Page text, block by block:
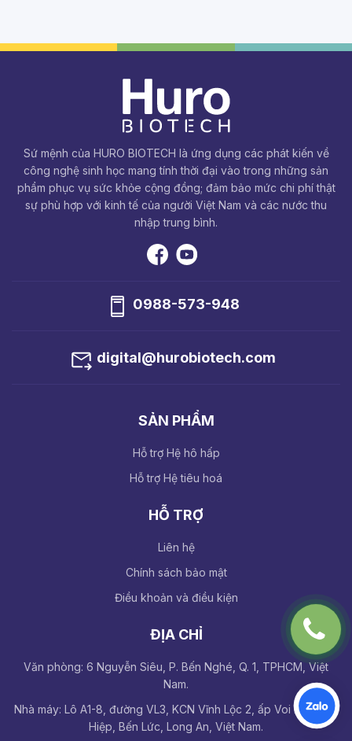
Sứ mệnh của HURO BIOTECH là ứng dụng các phát kiến về
công nghệ sinh học mang tính thời đại vào trong những sản
phẩm phục vụ sức khỏe cộng đồng; đảm bảo mức chi phí thật
sự phù hợp với kinh tế của người Việt Nam và các nước thu
nhập trung bình.
0988-573-948
digital@hurobiotech.com
SẢN PHẨM
Hỗ trợ Hệ hô hấp
Hỗ trợ Hệ tiêu hoá
HỖ TRỢ
Liên hệ
Chính sách bảo mật
Điều khoản và điều kiện
ĐỊA CHỈ
Văn phòng: 6 Nguyễn Siêu, P. Bến Nghé, Q. 1, TPHCM, Việt
Nam.
Nhà máy: Lô A1-8, đường VL3, KCN Vĩnh Lộc 2, ấp Voi Lá, Long
Hiệp, Bến Lức, Long An, Việt Nam.